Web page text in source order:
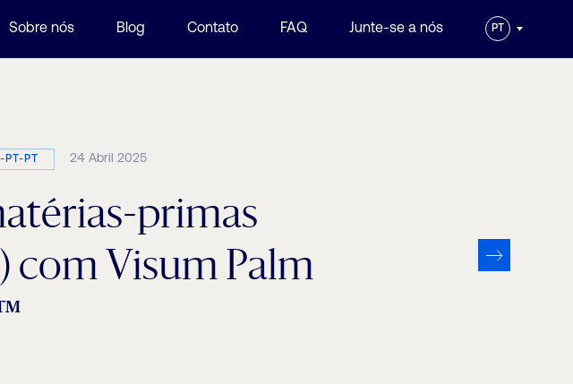
Sobre nós Blog Contato FAQ Junte-se a nós PT
PT-PT 24 Abril 2025
primas
com Visum Palm